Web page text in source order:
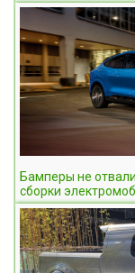
Бамперы не
сборки